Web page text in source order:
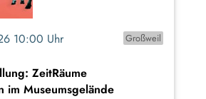
10:00 Uhr
Großweil
ZeitRäume
im Museumsgelände